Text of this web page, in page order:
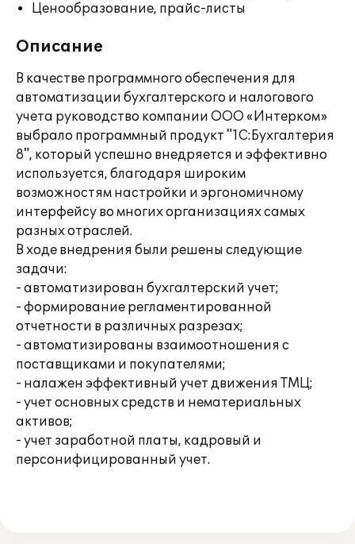
Ценообразование, прайс-листы
Описание
В качестве программного обеспечения для
автоматизации бухгалтерского и налогового
учета руководство компании ООО «Интерком»
выбрало программный продукт "1С:Бухгалтерия
8", который успешно внедряется и эффективно
используется, благодаря широким
возможностям настройки и эргономичному
интерфейсу во многих организациях самых
разных отраслей.
В ходе внедрения были решены следующие
задачи:
- автоматизирован бухгалтерский учет;
- формирование регламентированной
отчетности в различных разрезах;
- автоматизированы взаимоотношения с
поставщиками и покупателями;
- налажен эффективный учет движения ТМЦ;
- учет основных средств и нематериальных
активов;
- учет заработной платы, кадровый и
персонифицированный учет.